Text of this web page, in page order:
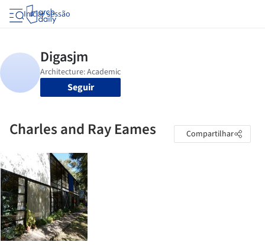
Iniciar sessão
Seguir
Charles and Ray Eames Compartilhar